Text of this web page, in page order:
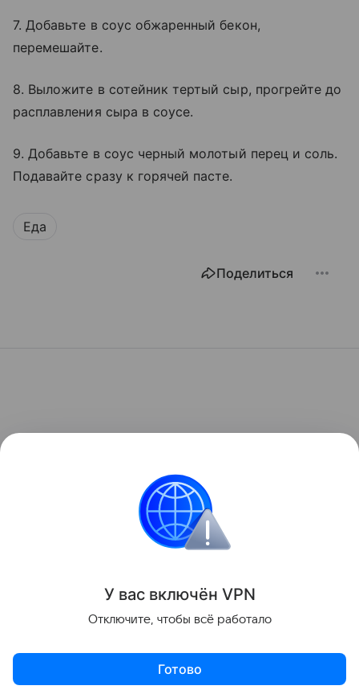
7. Добавьте в соус обжаренный бекон,
перемешайте.
8. Выложите в сотейник тертый сыр, прогрейте до
расплавления сыра в соусе.
9. Добавьте в соус черный молотый перец и соль.
Подавайте сразу к горячей пасте.
Еда
Поделиться
У вас включён VPN
Отключите, чтобы всё работало
Готово